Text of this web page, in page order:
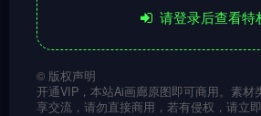
请登录后查看特
© 版权声明
开通VIP，本站Ai画廊原图即可商用。素材
享交流，请勿直接商用，若有侵权，请立即